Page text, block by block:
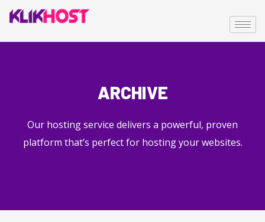
ARCHIVE
Our hosting service delivers a powerful, proven
platform that’s perfect for hosting your websites.